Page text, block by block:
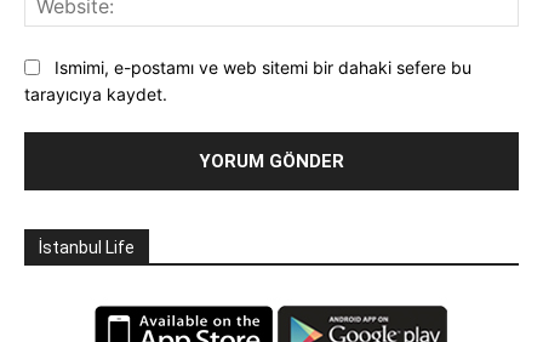
Ismimi, e-postamı ve web sitemi bir dahaki sefere bu
tarayıcıya kaydet.
İstanbul Life